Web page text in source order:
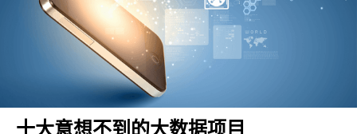
十大意想不到的大数据项目